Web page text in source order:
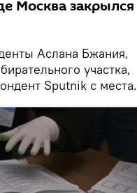
Москва закрылся
Аслана Бжания,
участка,
Sputnik с места.